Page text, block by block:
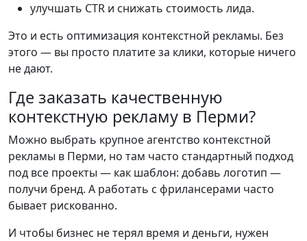
улучшать CTR и снижать стоимость лида.
Это и есть оптимизация контекстной рекламы. Без
этого — вы просто платите за клики, которые ничего
не дают.
Где заказать качественную
контекстную рекламу в Перми?
Можно выбрать крупное агентство контекстной
рекламы в Перми, но там часто стандартный подход
под все проекты — как шаблон: добавь логотип —
получи бренд. А работать с фрилансерами часто
бывает рискованно.
И чтобы бизнес не терял время и деньги, нужен